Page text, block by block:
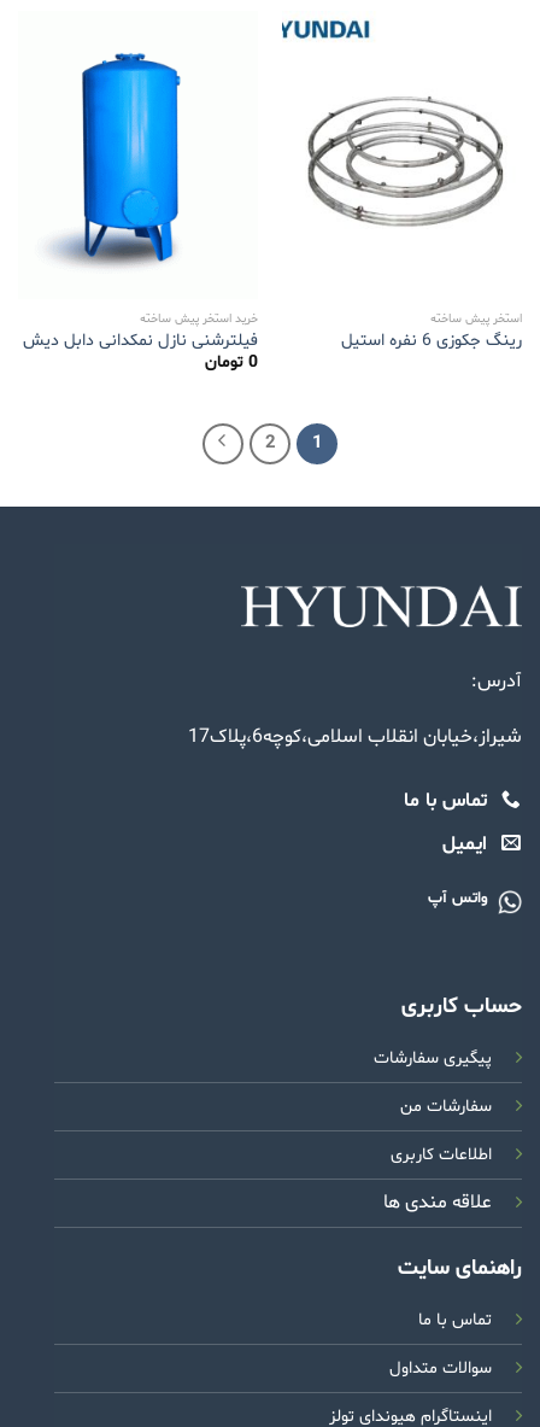
استخر پیش ساخته
رینگ جکوزی 6 نفره استیل
خرید استخر پیش ساخته
فیلترشنی نازل نمکدانی دابل دیش
0 تومان
1
2
آدرس:
شیراز،خیابان انقلاب اسلامی،کوچه6،پلاک17
تماس با ما
ایمیل
واتس آپ
حساب کاربری
پیگیری سفارشات
سفارشات من
اطلاعات کاربری
علاقه مندی ها
راهنمای سایت
تماس با ما
سوالات متداول
اینستاگرام هیوندای تولز